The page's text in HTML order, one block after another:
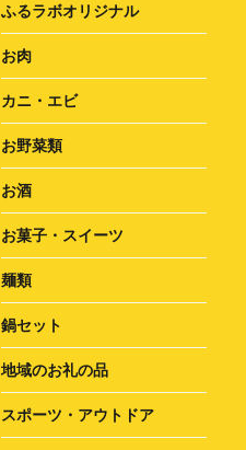
ふるラボオリジナル
お肉
カニ・エビ
お野菜類
お酒
お菓子・スイーツ
麺類
鍋セット
地域のお礼の品
スポーツ・アウトドア